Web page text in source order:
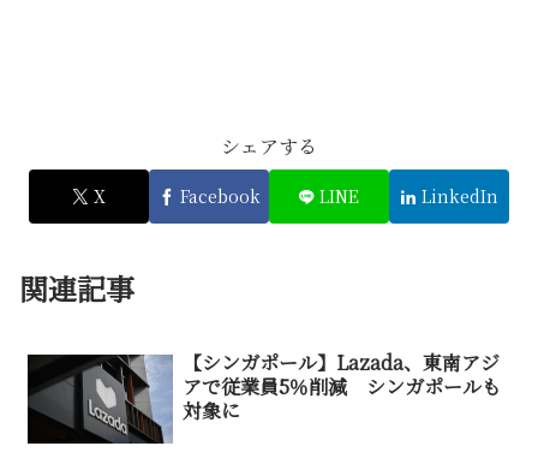
シェアする
X Facebook LINE LinkedIn
関連記事
【シンガポール】Lazada、東南アジ
アで従業員5％削減 シンガポールも
対象に